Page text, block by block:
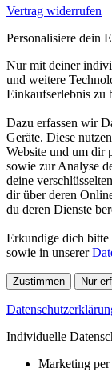
Vertrag widerrufen
Personalisiere dein
Nur mit deiner
und weitere
Einkaufserlebnis zu
Dazu erfassen wir
Geräte. Diese
Website und um dir
sowie zur Analyse
deine
dir über deren
du deren Dienste
Erkundige dich
sowie in unserer
Zustimmen Nur
Individuelle
Marketing